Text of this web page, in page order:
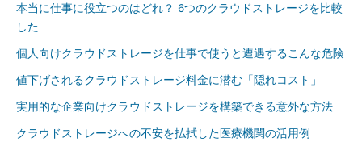
本当に仕事に役立つのはどれ？ 6つのクラウドストレージを比較
した
個人向けクラウドストレージを仕事で使うと遭遇するこんな危険
値下げされるクラウドストレージ料金に潜む「隠れコスト」
実用的な企業向けクラウドストレージを構築できる意外な方法
クラウドストレージへの不安を払拭した医療機関の活用例